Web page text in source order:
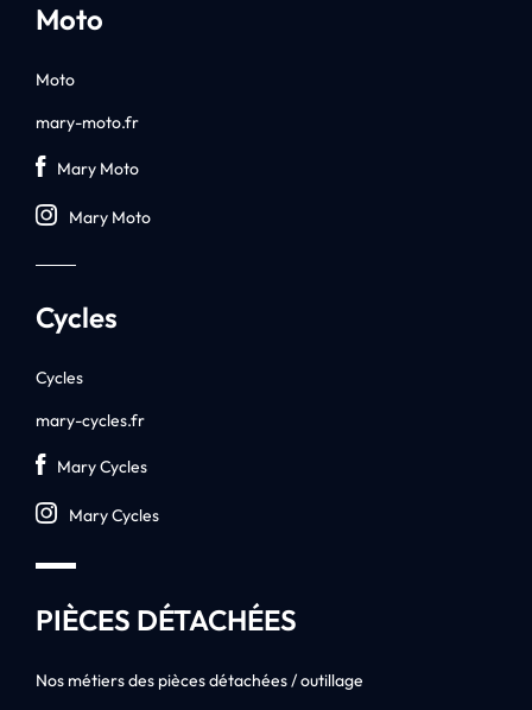
Moto
Moto
mary-moto.fr
Mary Moto
Mary Moto
Cycles
Cycles
mary-cycles.fr
Mary Cycles
Mary Cycles
PIÈCES DÉTACHÉES
Nos métiers des pièces détachées / outillage